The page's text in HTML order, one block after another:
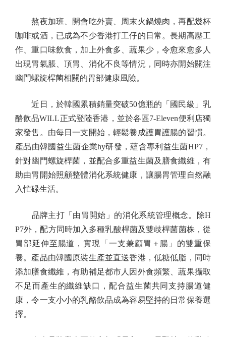
熬夜加班、開會吃外賣、周末火鍋燒肉，再配幾杯
咖啡或酒，已成為不少香港打工仔的日常。長期高壓工
作、重口味飲食，加上外食多、蔬果少，令愈來愈多人
出現胃氣脹、頂胃、消化不良等情況，同時亦開始關注
幽門螺旋桿菌相關的胃部健康風險。
近日，於韓國累積銷量突破50億瓶的「國民級」乳
酪飲品WILL正式登陸香港，並於各區7-Eleven便利店獨
家發售。由每日一支開始，輕鬆養成護胃護腸的習慣。
產品由韓國益生菌企業hy研發，蘊含專利益生菌HP7，
針對幽門螺旋桿菌，並配合多重益生菌及膳食纖維，有
助由胃開始照顧整體消化系統健康，讓腸胃管理自然融
入忙碌生活。
品牌主打「由胃開始」的消化系統管理概念。除H
P7外，配方同時加入多種乳酸桿菌及雙歧桿菌菌株，從
胃部延伸至腸道，實現「一支兼顧胃＋腸」的雙重保
養。產品由韓國原裝生產並直送香港，低糖低脂，同時
添加膳食纖維，有助補足都市人因外食頻繁、蔬果攝取
不足而產生的纖維缺口，配合益生菌共同支持腸道健
康，令一支小小的乳酪飲品成為容易堅持的日常保養選
擇。